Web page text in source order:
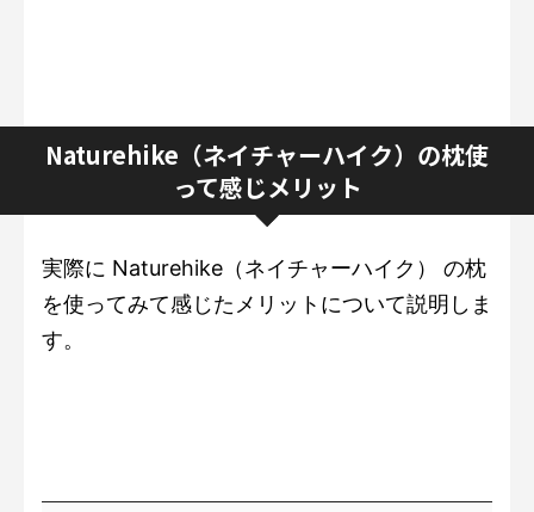
Naturehike（ネイチャーハイク）の枕使
って感じメリット
実際に Naturehike（ネイチャーハイク） の枕
を使ってみて感じたメリットについて説明しま
す。